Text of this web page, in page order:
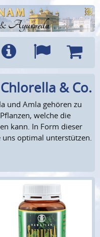
Ayurveda
Info Sprachen
& Co.
und Amla gehören zu
welche die
kann. In Form dieser
optimal unterstützen.